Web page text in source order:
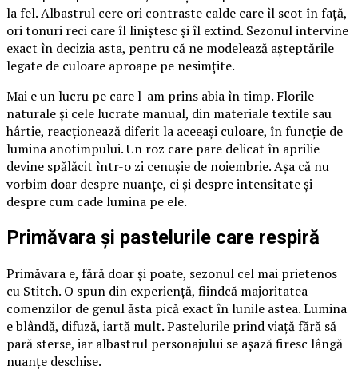
la fel. Albastrul cere ori contraste calde care îl scot în față,
ori tonuri reci care îl liniștesc și îl extind. Sezonul intervine
exact în decizia asta, pentru că ne modelează așteptările
legate de culoare aproape pe nesimțite.
Mai e un lucru pe care l-am prins abia în timp. Florile
naturale și cele lucrate manual, din materiale textile sau
hârtie, reacționează diferit la aceeași culoare, în funcție de
lumina anotimpului. Un roz care pare delicat în aprilie
devine spălăcit într-o zi cenușie de noiembrie. Așa că nu
vorbim doar despre nuanțe, ci și despre intensitate și
despre cum cade lumina pe ele.
Primăvara și pastelurile care respiră
Primăvara e, fără doar și poate, sezonul cel mai prietenos
cu Stitch. O spun din experiență, fiindcă majoritatea
comenzilor de genul ăsta pică exact în lunile astea. Lumina
e blândă, difuză, iartă mult. Pastelurile prind viață fără să
pară sterse, iar albastrul personajului se așază firesc lângă
nuanțe deschise.